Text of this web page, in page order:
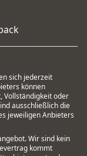
sich jederzeit
können
Vollständigkeit oder
ausschließlich die
jeweiligen Anbieters
Wir sind kein
kommt